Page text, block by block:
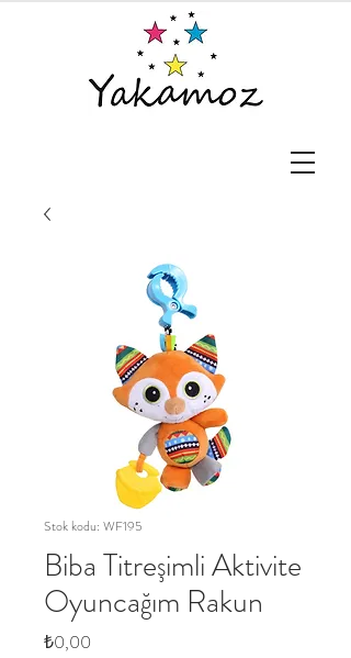
Stok kodu: WF195
Biba Titreşimli Aktivite
Oyuncağım Rakun
₺0,00